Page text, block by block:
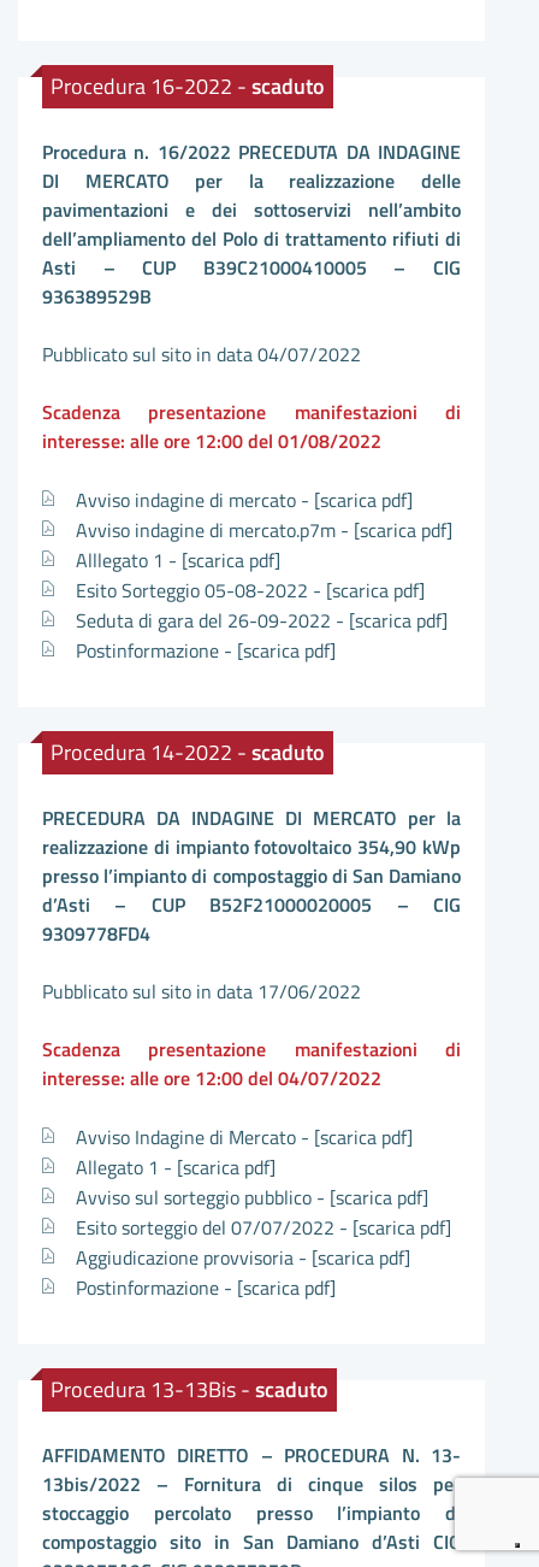
Procedura 16-2022 -scaduto
Procedura n. 16/2022 PRECEDUTA DA INDAGINE
DI MERCATO per la realizzazione delle
pavimentazioni e dei sottoservizi nell’ambito
dell’ampliamento del Polo di trattamento rifiuti di
Asti – CUP B39C21000410005 – CIG
936389529B
Pubblicato sul sito in data 04/07/2022
Scadenza presentazione manifestazioni di
interesse: alle ore 12:00 del 01/08/2022
Avviso indagine di mercato - [scarica pdf]
Avviso indagine di mercato.p7m - [scarica pdf]
Alllegato 1 - [scarica pdf]
Esito Sorteggio 05-08-2022 - [scarica pdf]
Seduta di gara del 26-09-2022 - [scarica pdf]
Postinformazione - [scarica pdf]
Procedura 14-2022 -scaduto
PRECEDURA DA INDAGINE DI MERCATO per la
realizzazione di impianto fotovoltaico 354,90 kWp
presso l’impianto di compostaggio di San Damiano
d’Asti – CUP B52F21000020005 – CIG
9309778FD4
Pubblicato sul sito in data 17/06/2022
Scadenza presentazione manifestazioni di
interesse: alle ore 12:00 del 04/07/2022
Avviso Indagine di Mercato - [scarica pdf]
Allegato 1 - [scarica pdf]
Avviso sul sorteggio pubblico - [scarica pdf]
Esito sorteggio del 07/07/2022 - [scarica pdf]
Aggiudicazione provvisoria - [scarica pdf]
Postinformazione - [scarica pdf]
Procedura 13-13Bis -scaduto
AFFIDAMENTO DIRETTO – PROCEDURA N. 13-
13bis/2022
– Fornitura di cinque silos per
stoccaggio percolato presso l’impianto di
compostaggio sito in San Damiano d’Asti CIG